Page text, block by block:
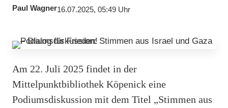
Paul Wagner16.07.2025, 05:49 Uhr
Am 22. Juli 2025 findet in der
Mittelpunktbibliothek Köpenick eine
Podiumsdiskussion mit dem Titel „Stimmen aus